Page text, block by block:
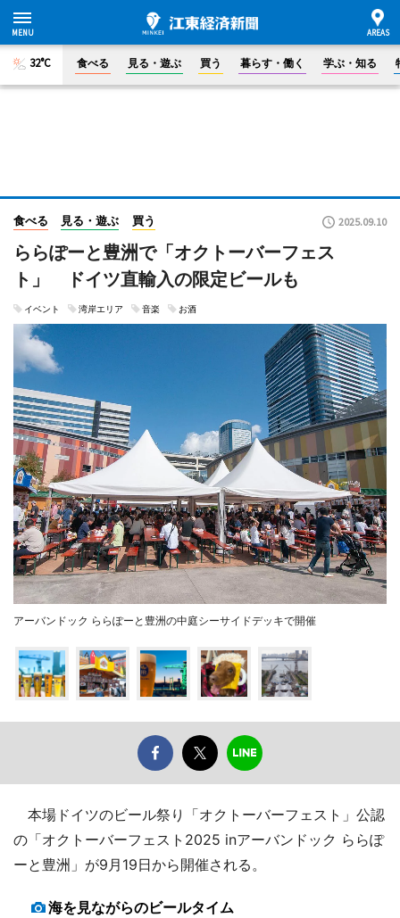
32°C 食べる 見る・遊ぶ 買う 暮らす・働く 学ぶ・知る
食べる 見る・遊ぶ 買う 2025.09.10
ららぽーと豊洲で「オクトーバーフェス
ト」 ドイツ直輸入の限定ビールも
イベント 湾岸エリア 音楽 お酒
アーバンドック ららぽーと豊洲の中庭シーサイドデッキで開催
本場ドイツのビール祭り「オクトーバーフェスト」公認
の「オクトーバーフェスト2025 inアーバンドック ららぽ
ーと豊洲」が9月19日から開催される。
海を見ながらのビールタイム